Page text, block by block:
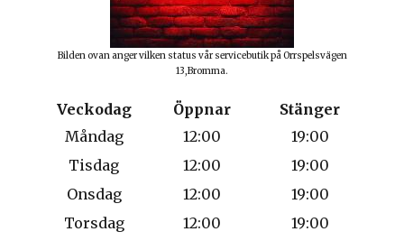
Bilden ovan anger vilken status vår servicebutik på Orrspelsvägen
13,Bromma.
Veckodag Öppnar
Stänger
Måndag
12:00
19:00
Tisdag
12:00
19:00
Onsdag
12:00
19:00
Torsdag
12:00
19:00